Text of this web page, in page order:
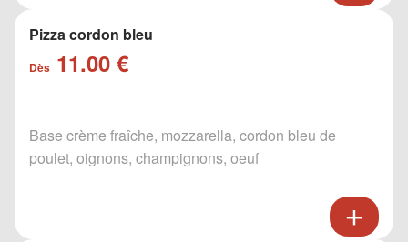
Pizza cordon bleu
Dès 11.00 €
Base crème fraîche, mozzarella, cordon bleu de
poulet, oignons, champignons, oeuf